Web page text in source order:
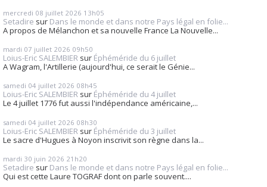
mercredi 08 juillet 2026 13h05
Setadire sur Dans le monde et dans notre Pays légal en folie...
A propos de Mélanchon et sa nouvelle France La Nouvelle...
mardi 07 juillet 2026 09h50
Loius-Eric SALEMBIER sur Éphéméride du 6 juillet
A Wagram, l'Artillerie (aujourd'hui, ce serait le Génie...
samedi 04 juillet 2026 08h45
Loius-Eric SALEMBIER sur Éphéméride du 4 juillet
Le 4 juillet 1776 fut aussi l'indépendance américaine,...
samedi 04 juillet 2026 08h30
Loius-Eric SALEMBIER sur Éphéméride du 3 juillet
Le sacre d'Hugues à Noyon inscrivit son règne dans la...
mardi 30 juin 2026 21h20
Setadire sur Dans le monde et dans notre Pays légal en folie...
Qui est cette Laure TOGRAF dont on parle souvent....